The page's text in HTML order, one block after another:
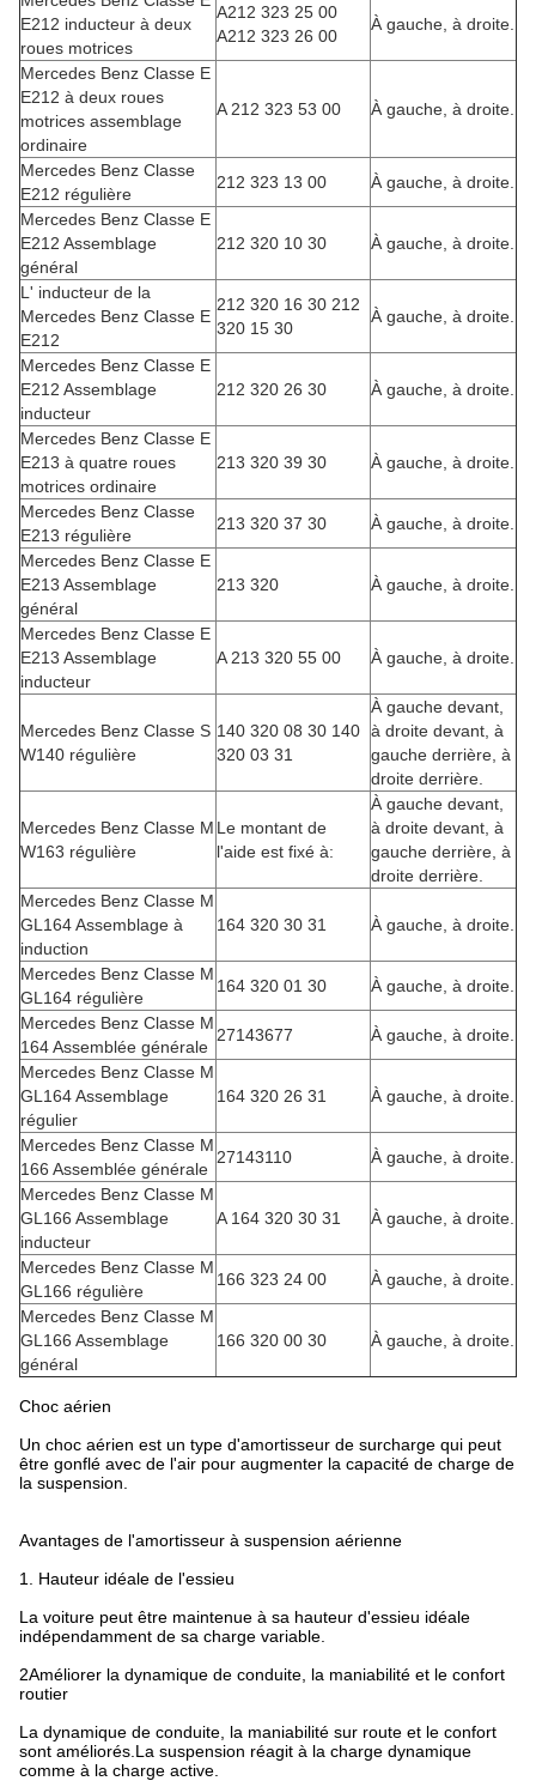
E212 inducteur à deux
roues motrices
A212 323 25 00
A212 323 26 00
À gauche, à droite.
Mercedes Benz Classe E
E212 à deux roues
motrices assemblage
ordinaire
A 212 323 53 00 À gauche, à droite.
Mercedes Benz Classe
E212 régulière
212 323 13 00
À gauche, à droite.
Mercedes Benz Classe E
E212 Assemblage
général
212 320 10 30 À gauche, à droite.
L' inducteur de la
Mercedes Benz Classe E
E212
212 320 16 30 212
320 15 30
À gauche, à droite.
Mercedes Benz Classe E
E212 Assemblage
inducteur
212 320 26 30 À gauche, à droite.
Mercedes Benz Classe E
E213 à quatre roues
motrices ordinaire
213 320 39 30 À gauche, à droite.
Mercedes Benz Classe
E213 régulière
213 320 37 30
À gauche, à droite.
Mercedes Benz Classe E
E213 Assemblage
général
213 320 À gauche, à droite.
Mercedes Benz Classe E
E213 Assemblage
inducteur
A 213 320 55 00 À gauche, à droite.
Mercedes Benz Classe S
W140 régulière
140 320 08 30 140
320 03 31
À gauche devant,
à droite devant, à
gauche derrière, à
droite derrière.
Mercedes Benz Classe M
W163 régulière
Le montant de
l'aide est fixé à:
À gauche devant,
à droite devant, à
gauche derrière, à
droite derrière.
Mercedes Benz Classe M
GL164 Assemblage à
induction
164 320 30 31 À gauche, à droite.
Mercedes Benz Classe M
GL164 régulière
164 320 01 30
À gauche, à droite.
Mercedes Benz Classe M
164 Assemblée générale
27143677
À gauche, à droite.
Mercedes Benz Classe M
GL164 Assemblage
régulier
164 320 26 31 À gauche, à droite.
Mercedes Benz Classe M
166 Assemblée générale
27143110
À gauche, à droite.
Mercedes Benz Classe M
GL166 Assemblage
inducteur
A 164 320 30 31 À gauche, à droite.
Mercedes Benz Classe M
GL166 régulière
166 323 24 00
À gauche, à droite.
Mercedes Benz Classe M
GL166 Assemblage
général
166 320 00 30 À gauche, à droite.
Choc aérien
Un choc aérien est un type d'amortisseur de surcharge qui peut
être gonflé avec de l'air pour augmenter la capacité de charge de
la suspension.
Avantages de l'amortisseur à suspension aérienne
1. Hauteur idéale de l'essieu
La voiture peut être maintenue à sa hauteur d'essieu idéale
indépendamment de sa charge variable.
2Améliorer la dynamique de conduite, la maniabilité et le confort
routier
La dynamique de conduite, la maniabilité sur route et le confort
sont améliorés.La suspension réagit à la charge dynamique
comme à la charge active.